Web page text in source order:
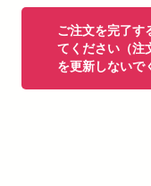
ご注文を完了す
てください（注
を更新しないで